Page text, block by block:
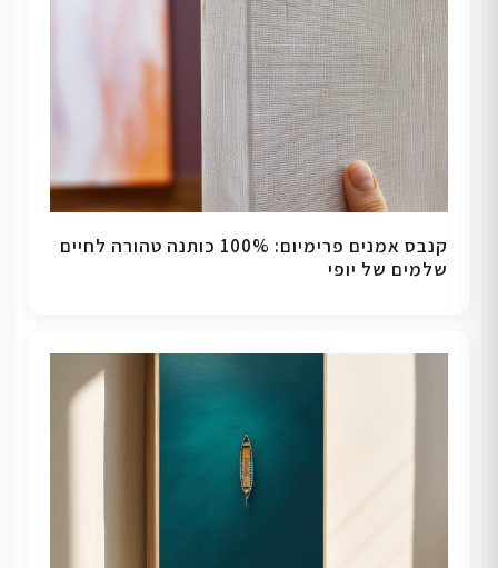
קנבס אמנים פרימיום: 100% כותנה טהורה לחיים
שלמים של יופי